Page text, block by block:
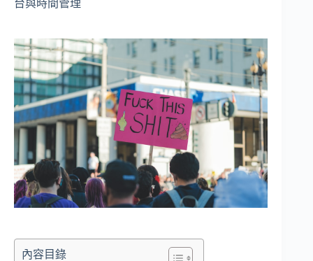
台與時間管理
內容目錄